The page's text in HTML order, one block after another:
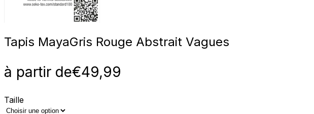
Tapis MayaGris Rouge Abstrait Vagues
à partir de€49,99
Taille
Préférences